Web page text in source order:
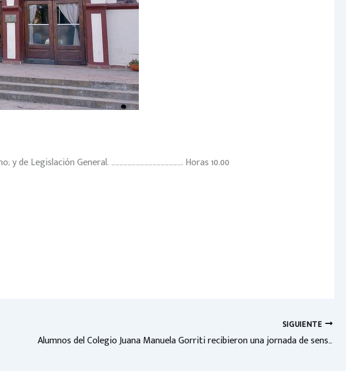
de Legislación General. ……………………………………………. Horas 10.00
SIGUIENTE
Alumnos del Colegio Juana Manuela Gorriti recibieron una jornada de sensibilización sobre bullying organizada por el CD